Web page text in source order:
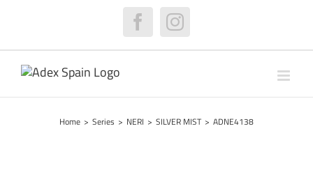
FacebookInstagram
Home > Series > NERI > SILVER MIST > ADNE4138